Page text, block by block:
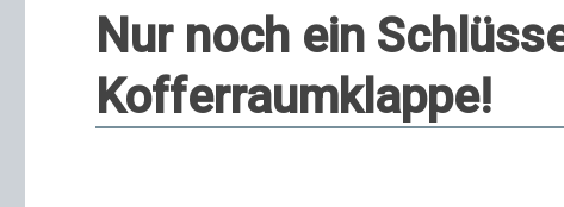
Nur noch ein
Kofferraumklappe!